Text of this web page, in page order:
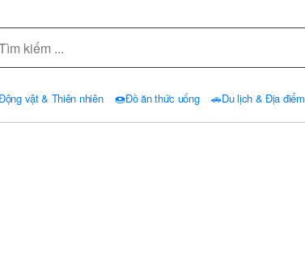
vật & Thiên nhiên 🍩Đồ ăn thức uống 🚗Du lịch & Địa điểm